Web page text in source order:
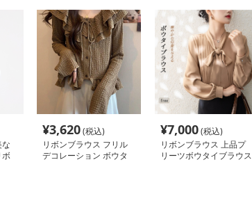
ボ
¥3,620(税込)
リボンブラウス フリル
デコレーション ボウタ
¥7,000(税込)
リボンブラウス 上品プ
リーツボウタイブラウス